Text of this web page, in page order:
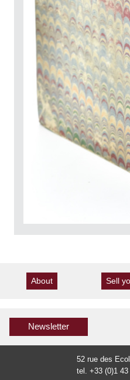
About Sell
Newsletter
52 rue des
tel. +33 (0)1